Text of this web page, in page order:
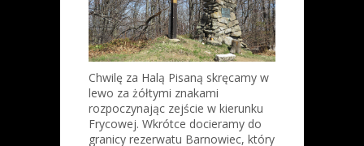
Chwilę za Halą Pisaną skręcamy w
lewo za żółtymi znakami
rozpoczynając zejście w kierunku
Frycowej. Wkrótce docieramy do
granicy rezerwatu Barnowiec, który